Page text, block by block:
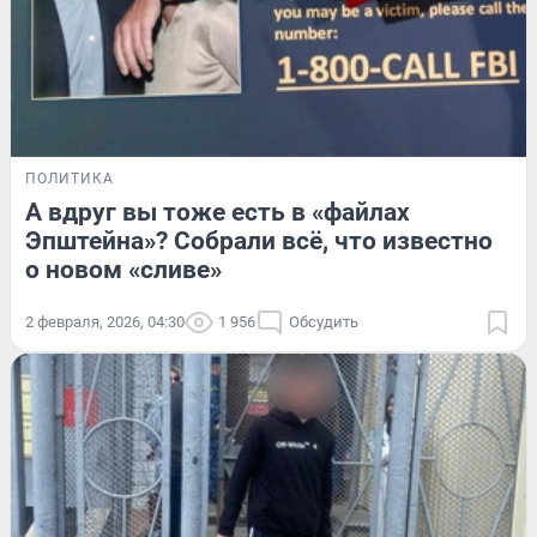
ПОЛИТИКА
А вдруг вы тоже есть в «файлах
Эпштейна»? Собрали всё, что известно
о новом «сливе»
2 февраля, 2026, 04:30 1 956 Обсудить